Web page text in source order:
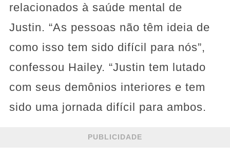
relacionados à saúde mental de
Justin. “As pessoas não têm ideia de
como isso tem sido difícil para nós”,
confessou Hailey. “Justin tem lutado
com seus demônios interiores e tem
sido uma jornada difícil para ambos.
PUBLICIDADE